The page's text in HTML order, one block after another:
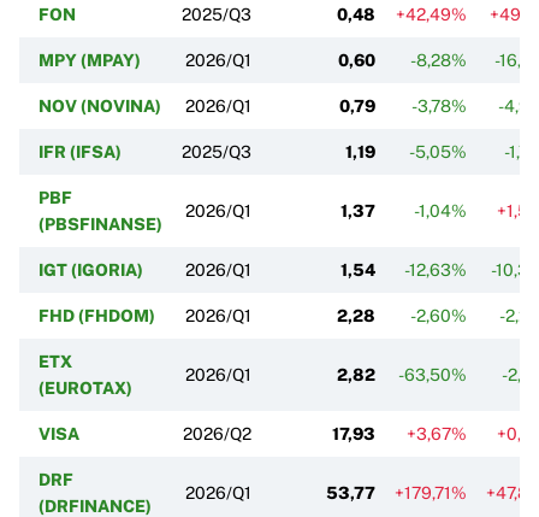
FON 2025/Q3 0,48 +42,49%
MPY (MPAY) 2026/Q1 0,60 -8,28% -
NOV (NOVINA) 2026/Q1 0,79 -3,78% -
IFR (IFSA) 2025/Q3 1,19 -5,05% -
PBF
(PBSFINANSE)
2026/Q1 1,37 -1,04%
IGT (IGORIA) 2026/Q1 1,54 -12,63% -
FHD (FHDOM) 2026/Q1 2,28 -2,60% -
ETX
(EUROTAX)
2026/Q1 2,82 -63,50% -
VISA 2026/Q2 17,93 +3,67%
DRF
(DRFINANCE)
2026/Q1 53,77 +179,71%